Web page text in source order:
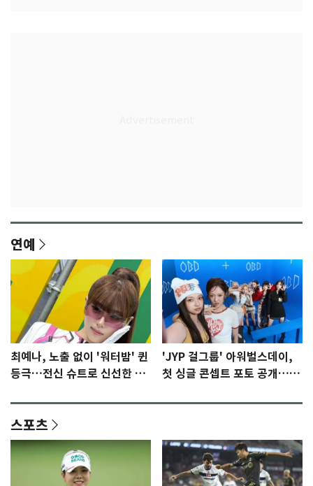
연예
최예나, 노출 없이 '워터밤' 퀸
등극…전신 슈트로 신선한 충
'JYP 걸그룹' 아워벌스데이,
첫 싱글 콘셉트 포토 공개…청
스포츠